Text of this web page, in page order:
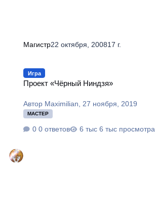
Магистр22 октября, 200817 г.
Игра
Проект «Чёрный Ниндзя»
Автор Maximilian 27 ноября, 2019
МАСТЕР
0 ответов 6 тыс просмотра